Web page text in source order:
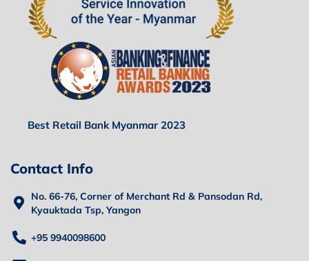
Best Retail Bank Myanmar 2023
Contact Info
No. 66-76, Corner of Merchant Rd & Pansodan Rd,
Kyauktada Tsp, Yangon
+95 9940098600